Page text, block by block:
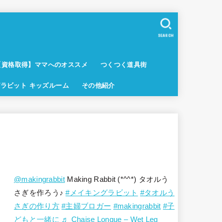
資格取得】ママへのオススメ つくつく道具街
ビット キッズルーム その他紹介
SEARCH
@makingrabbitMaking Rabbit (*^^*) タオルう
さぎを作ろう♪#メイキングラビット #タオルう
さぎの作り方 #主婦ブロガー #makingrabbit #子
どもと一緒に ♬ Chaise Longue – Wet Leg